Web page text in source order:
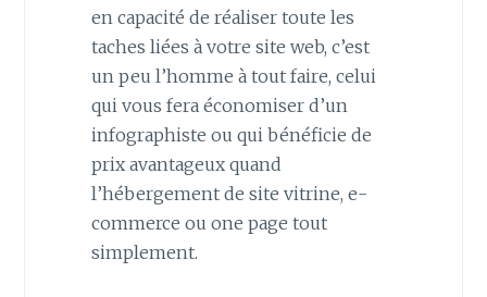
en capacité de réaliser toute les
taches liées à votre site web, c’est
un peu l’homme à tout faire, celui
qui vous fera économiser d’un
infographiste ou qui bénéficie de
prix avantageux quand
l’hébergement de site vitrine, e-
commerce ou one page tout
simplement.